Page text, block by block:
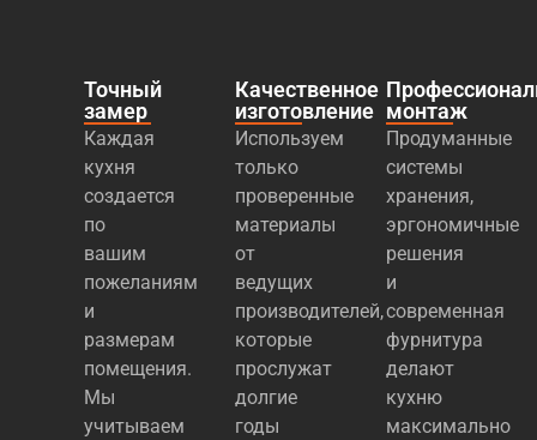
Точный
замер
Каждая
кухня
создается
по
вашим
пожеланиям
и
размерам
помещения.
Мы
учитываем
Качественное
изготовление
Используем
только
проверенные
материалы
от
ведущих
производителей,
которые
прослужат
долгие
годы
монтаж
Продуманные
системы
хранения,
эргономичные
решения
и
современная
фурнитура
делают
кухню
максимально